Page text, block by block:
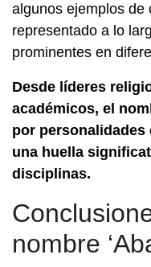
algunos ejemplos de
representado a lo
prominentes en
Desde líderes
académicos, el
por personalidades
una huella
disciplinas.
nombre